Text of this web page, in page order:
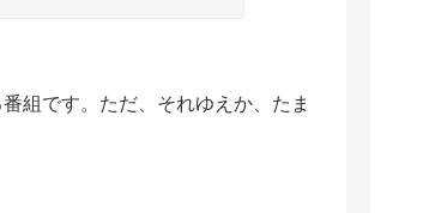
組です。ただ、それゆえか、たま